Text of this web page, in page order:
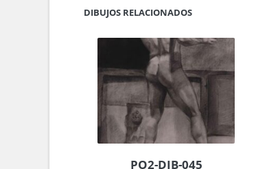
DIBUJOS RELACIONADOS
PO2-DIB-045